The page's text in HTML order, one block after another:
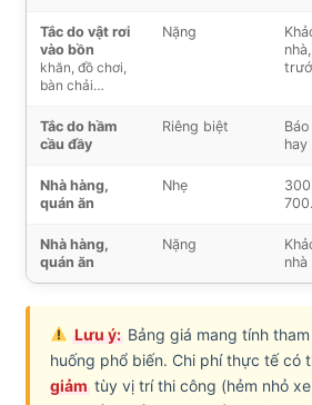
Tắc do vật rơi
vào bồn
khăn, đồ chơi,
bàn chải…
Nặng
Tắc do hầm
cầu đầy
Riêng biệt
Nhà hàng,
quán ăn
Nhẹ
Nhà hàng,
quán ăn
Nặng
nhà
Lưu ý: Bảng giá mang tính
huống phổ biến. Chi phí thực tế có
giảm tùy vị trí thi công (hẻm nhỏ